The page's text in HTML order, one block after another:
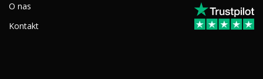
O nas
Kontakt